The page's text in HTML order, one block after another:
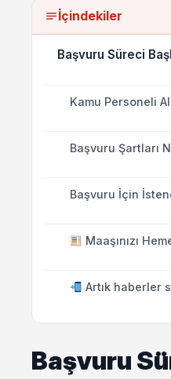
İçindekiler
Başvuru Süreci
Kamu Personeli
Başvuru Şartları
Başvuru İçin
Maaşınızı
Artık haberler
Başvuru